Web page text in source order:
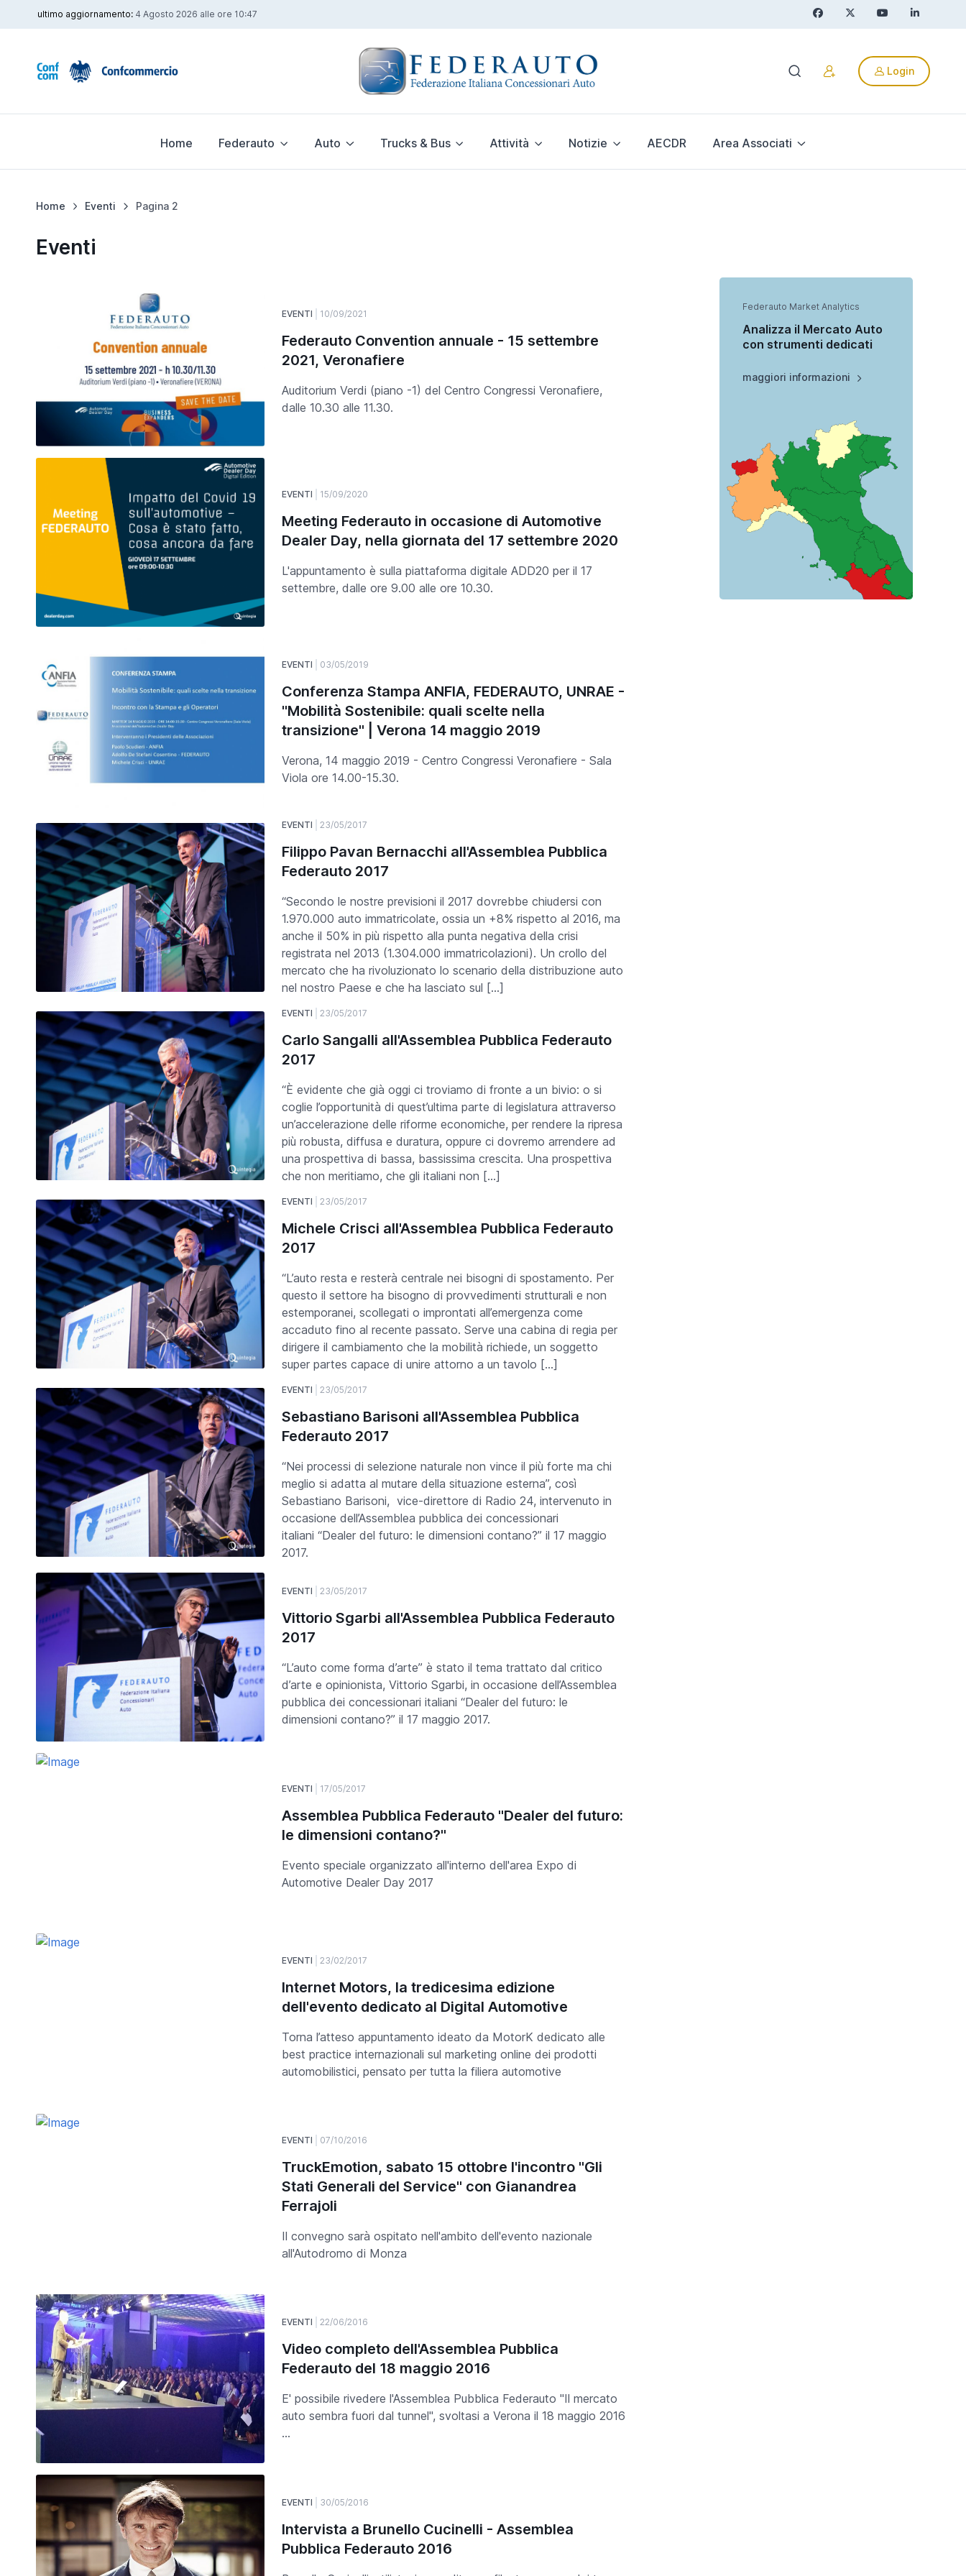
ultimo aggiornamento: 4 Agosto 2026 alle ore 10:47
Login
Home Federauto Auto Trucks & Bus Attività Notizie AECDR Area Associati
Home Eventi Pagina 2
Eventi
EVENTI 10/09/2021
Federauto Convention annuale - 15 settembre
2021, Veronafiere
Auditorium Verdi (piano -1) del Centro Congressi Veronafiere,
dalle 10.30 alle 11.30.
EVENTI 15/09/2020
Meeting Federauto in occasione di Automotive
Dealer Day, nella giornata del 17 settembre 2020
L'appuntamento è sulla piattaforma digitale ADD20 per il 17
settembre, dalle ore 9.00 alle ore 10.30.
EVENTI 03/05/2019
Conferenza Stampa ANFIA, FEDERAUTO, UNRAE -
"Mobilità Sostenibile: quali scelte nella
transizione" | Verona 14 maggio 2019
Verona, 14 maggio 2019 - Centro Congressi Veronafiere - Sala
Viola ore 14.00-15.30.
EVENTI 23/05/2017
Filippo Pavan Bernacchi all'Assemblea Pubblica
Federauto 2017
“Secondo le nostre previsioni il 2017 dovrebbe chiudersi con
1.970.000 auto immatricolate, ossia un +8% rispetto al 2016, ma
anche il 50% in più rispetto alla punta negativa della crisi
registrata nel 2013 (1.304.000 immatricolazioni). Un crollo del
mercato che ha rivoluzionato lo scenario della distribuzione auto
nel nostro Paese e che ha lasciato sul […]
EVENTI 23/05/2017
Carlo Sangalli all'Assemblea Pubblica Federauto
2017
“È evidente che già oggi ci troviamo di fronte a un bivio: o si
coglie l’opportunità di quest’ultima parte di legislatura attraverso
un’accelerazione delle riforme economiche, per rendere la ripresa
più robusta, diffusa e duratura, oppure ci dovremo arrendere ad
una prospettiva di bassa, bassissima crescita. Una prospettiva
che non meritiamo, che gli italiani non […]
EVENTI 23/05/2017
Michele Crisci all'Assemblea Pubblica Federauto
2017
“L’auto resta e resterà centrale nei bisogni di spostamento. Per
questo il settore ha bisogno di provvedimenti strutturali e non
estemporanei, scollegati o improntati all’emergenza come
accaduto fino al recente passato. Serve una cabina di regia per
dirigere il cambiamento che la mobilità richiede, un soggetto
super partes capace di unire attorno a un tavolo […]
EVENTI 23/05/2017
Sebastiano Barisoni all'Assemblea Pubblica
Federauto 2017
“Nei processi di selezione naturale non vince il più forte ma chi
meglio si adatta al mutare della situazione esterna”, così
Sebastiano Barisoni, vice-direttore di Radio 24, intervenuto in
occasione dell’Assemblea pubblica dei concessionari
italiani “Dealer del futuro: le dimensioni contano?” il 17 maggio
2017.
EVENTI 23/05/2017
Vittorio Sgarbi all'Assemblea Pubblica Federauto
2017
“L’auto come forma d’arte” è stato il tema trattato dal critico
d’arte e opinionista, Vittorio Sgarbi, in occasione dell’Assemblea
pubblica dei concessionari italiani “Dealer del futuro: le
dimensioni contano?” il 17 maggio 2017.
EVENTI 17/05/2017
Assemblea Pubblica Federauto "Dealer del futuro:
le dimensioni contano?"
Evento speciale organizzato all'interno dell'area Expo di
Automotive Dealer Day 2017
EVENTI 23/02/2017
Internet Motors, la tredicesima edizione
dell'evento dedicato al Digital Automotive
Torna l’atteso appuntamento ideato da MotorK dedicato alle
best practice internazionali sul marketing online dei prodotti
automobilistici, pensato per tutta la filiera automotive
EVENTI 07/10/2016
TruckEmotion, sabato 15 ottobre l'incontro "Gli
Stati Generali del Service" con Gianandrea
Ferrajoli
Il convegno sarà ospitato nell'ambito dell'evento nazionale
all'Autodromo di Monza
EVENTI 22/06/2016
Video completo dell'Assemblea Pubblica
Federauto del 18 maggio 2016
E' possibile rivedere l'Assemblea Pubblica Federauto "Il mercato
auto sembra fuori dal tunnel", svoltasi a Verona il 18 maggio 2016
...
EVENTI 30/05/2016
Intervista a Brunello Cucinelli - Assemblea
Pubblica Federauto 2016
Federauto Market Analytics
Analizza il Mercato Auto
con strumenti dedicati
maggiori informazioni